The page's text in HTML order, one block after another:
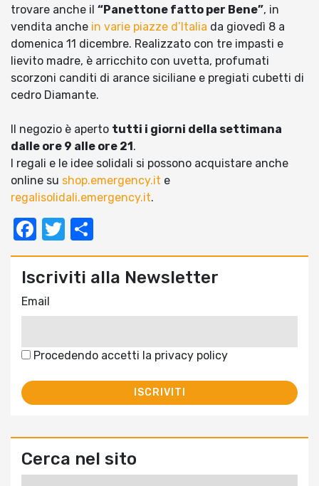
trovare anche il “Panettone fatto per Bene”, in
vendita anche in varie piazze d’Italia da giovedì 8 a
domenica 11 dicembre. Realizzato con tre impasti e
lievito madre, è arricchito con uvetta, profumati
scorzoni canditi di arance siciliane e pregiati cubetti di
cedro Diamante.
Il negozio è aperto tutti i giorni della settimana
dalle ore 9 alle ore 21.
I regali e le idee solidali si possono acquistare anche
online su shop.emergency.it e
regalisolidali.emergency.it.
Facebook
Twitter
Iscriviti alla Newsletter
Email
Procedendo accetti la privacy policy
Cerca nel sito